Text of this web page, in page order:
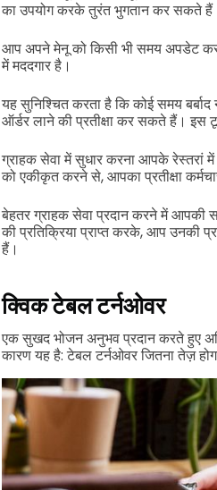
का उपयोग करके तुरंत भुगतान कर सकते
आप अपने मेनू को किसी भी समय अपडेट
में मददगार है।
यह सुनिश्चित करता है कि कोई समय
ऑर्डर लाने की प्रतीक्षा कर सकते हैं।
ग्राहक सेवा में सुधार करना आपके रेस्तरां
को एकीकृत करने से, आपका प्रतीक्षा
बेहतर ग्राहक सेवा प्रदान करने में आपकी
की प्रतिक्रिया प्राप्त करके, आप उनकी
हैं।
क्विक टेबल टर्नओवर
एक सुखद भोजन अनुभव प्रदान करते हुए
कारण यह है: टेबल टर्नओवर जितना तेज़